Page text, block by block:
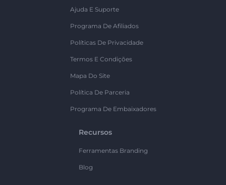
Ajuda E Suporte
Programa De Afiliados
Políticas De Privacidade
Termos E Condições
Mapa Do Site
Política De Parceria
Programa De Embaixadores
Recursos
Ferramentas Branding
Blog